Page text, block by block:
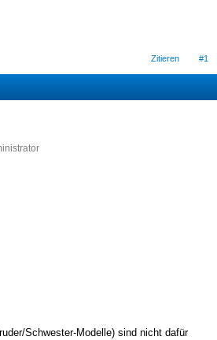
Zitieren #1
Schwester-Modelle) sind nicht dafür